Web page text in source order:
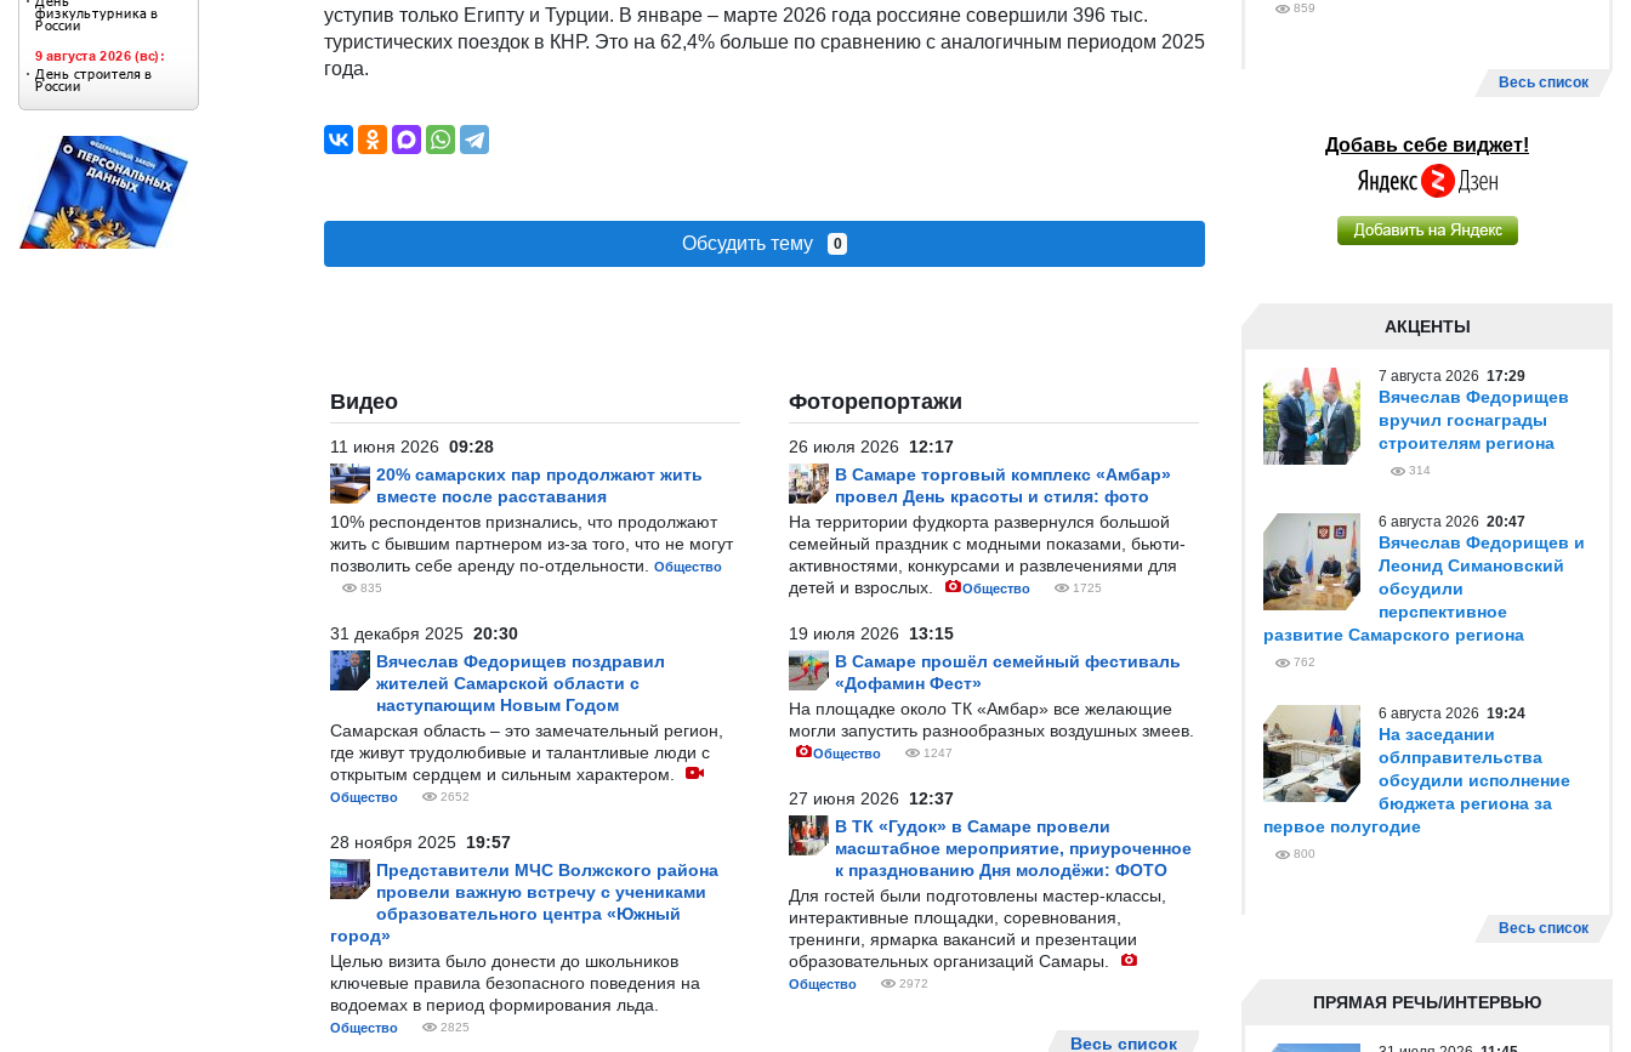
уступив только Египту и Турции. В январе – марте 2026 года россияне совершили 396 тыс.
туристических поездок в КНР. Это на 62,4% больше по сравнению с аналогичным периодом 2025
года.
Обсудить тему 0
Видео
11 июня 2026 09:28
20% самарских пар продолжают жить
вместе после расставания
10% респондентов признались, что продолжают
жить с бывшим партнером из-за того, что не могут
позволить себе аренду по-отдельности.
Общество
835
31 декабря 2025 20:30
Вячеслав Федорищев поздравил
жителей Самарской области с
наступающим Новым Годом
Самарская область – это замечательный регион,
где живут трудолюбивые и талантливые люди с
открытым сердцем и сильным характером.
Общество 2652
28 ноября 2025 19:57
Представители МЧС Волжского района
провели важную встречу с учениками
образовательного центра «Южный
город»
Целью визита было донести до школьников
ключевые правила безопасного поведения на
водоемах в период формирования льда.
Общество 2825
Фоторепортажи
26 июля 2026 12:17
В Самаре торговый комплекс «Амбар»
провел День красоты и стиля: фото
На территории фудкорта развернулся большой
семейный праздник с модными показами, бьюти-
активностями, конкурсами и развлечениями для
детей и взрослых.
Общество 1725
19 июля 2026 13:15
В Самаре прошёл семейный фестиваль
«Дофамин Фест»
На площадке около ТК «Амбар» все желающие
могли запустить разнообразных воздушных змеев.
Общество 1247
27 июня 2026 12:37
В ТК «Гудок» в Самаре провели
масштабное мероприятие, приуроченное
к празднованию Дня молодёжи: ФОТО
Для гостей были подготовлены мастер-классы,
интерактивные площадки, соревнования,
тренинги, ярмарка вакансий и презентации
образовательных организаций Самары.
Общество 2972
Весь список
859
Весь список
Добавь себе виджет!
АКЦЕНТЫ
7 августа 2026 17:29
Вячеслав Федорищев
вручил госнаграды
строителям региона
314
6 августа 2026 20:47
Вячеслав Федорищев и
Леонид Симановский
обсудили
перспективное
развитие Самарского региона
762
6 августа 2026 19:24
На заседании
облправительства
обсудили исполнение
бюджета региона за
первое полугодие
800
Весь список
ПРЯМАЯ РЕЧЬ/ИНТЕРВЬЮ